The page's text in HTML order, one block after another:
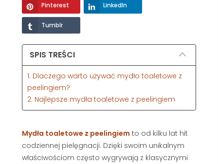
Pinterest LinkedIn
Tumblr
SPIS TREŚCI
1. Dlaczego warto używać mydło toaletowe z
peelingiem?
2. Najlepsze mydła toaletowe z peelingiem
Mydła toaletowe z peelingiem to od kilku lat hit
codziennej pielęgnacji. Dzięki swoim unikalnym
właściwościom często wygrywają z klasycznymi